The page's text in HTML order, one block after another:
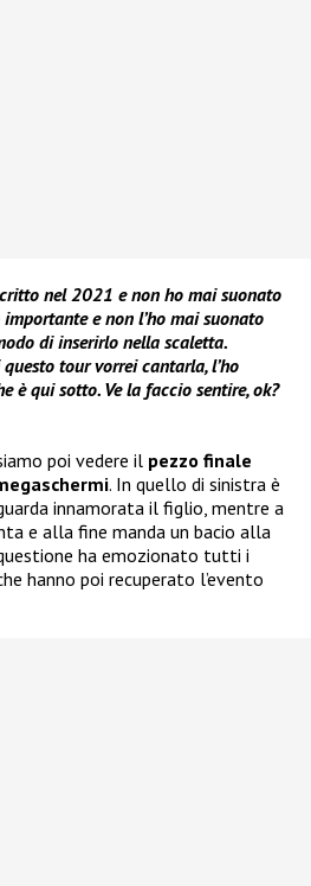
nel 2021 e non ho mai suonato
e non l’ho mai suonato
di inserirlo nella scaletta.
tour vorrei cantarla, l’ho
è qui sotto. Ve la faccio sentire, ok?
poi vedere il pezzo finale
. In quello di sinistra è
innamorata il figlio, mentre a
e alla fine manda un bacio alla
ha emozionato tutti i
hanno poi recuperato l’evento